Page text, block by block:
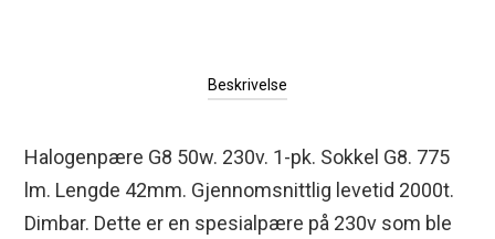
Beskrivelse
Halogenpære G8 50w. 230v. 1-pk. Sokkel G8. 775
lm. Lengde 42mm. Gjennomsnittlig levetid 2000t.
Dimbar. Dette er en spesialpære på 230v som ble